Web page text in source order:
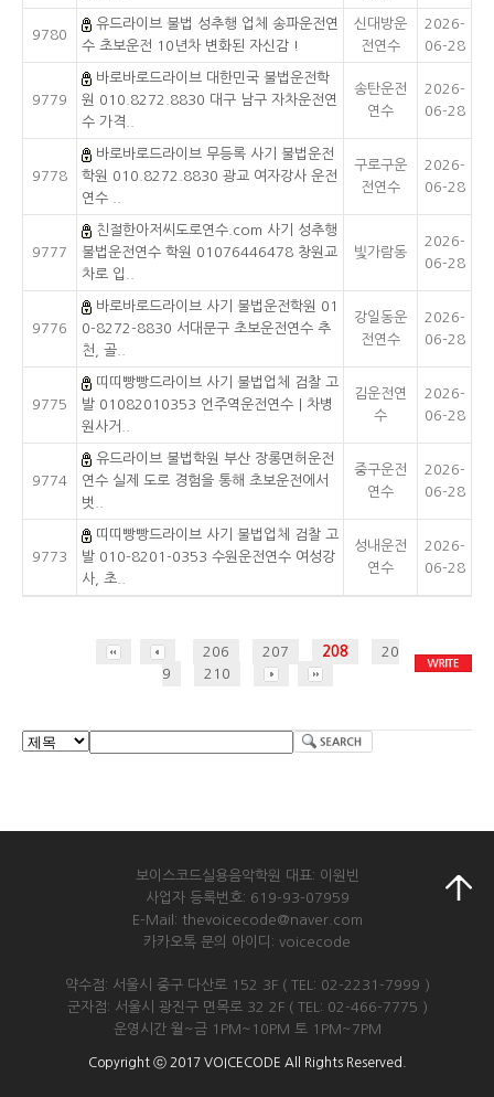
9780
유드라이브 불법 성추행 업체 송파운전연
수 초보운전 10년차 변화된 자신감 !
신대방운
전연수
2026-
06-28
9779
바로바로드라이브 대한민국 불법운전학
원 010.8272.8830 대구 남구 자차운전연
수 가격..
송탄운전
연수
2026-
06-28
9778
바로바로드라이브 무등록 사기 불법운전
학원 010.8272.8830 광교 여자강사 운전
연수 ..
구로구운
전연수
2026-
06-28
9777
친절한아저씨도로연수.com 사기 성추행
불법운전연수 학원 01076446478 창원교
차로 입..
빛가람동
2026-
06-28
9776
바로바로드라이브 사기 불법운전학원 01
0-8272-8830 서대문구 초보운전연수 추
천, 골..
강일동운
전연수
2026-
06-28
9775
띠띠빵빵드라이브 사기 불법업체 검찰 고
발 01082010353 언주역운전연수｜차병
원사거..
김운전연
수
2026-
06-28
9774
유드라이브 불법학원 부산 장롱면허운전
연수 실제 도로 경험을 통해 초보운전에서
벗..
중구운전
연수
2026-
06-28
9773
띠띠빵빵드라이브 사기 불법업체 검찰 고
발 010-8201-0353 수원운전연수 여성강
사, 초..
성내운전
연수
2026-
06-28
206 207 208
20
9
210
보이스코드실용음악학원 대표: 이원빈
사업자 등록번호: 619-93-07959
E-Mail: thevoicecode@naver.com
카카오톡 문의 아이디: voicecode
약수점: 서울시 중구 다산로 152 3F ( TEL: 02-2231-7999 )
군자점: 서울시 광진구 면목로 32 2F ( TEL: 02-466-7775 )
운영시간 월~금 1PM~10PM 토 1PM~7PM
Copyright ⓒ 2017 VOICECODE All Rights Reserved.